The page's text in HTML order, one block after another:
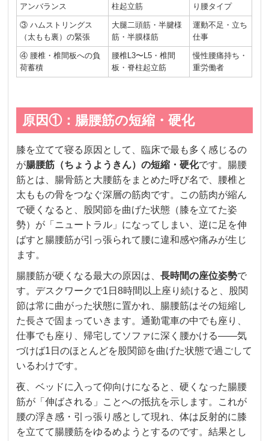
アンバランス
柱起立筋
り腰タイプ
③ ハムストリングス
（太もも裏）の緊張
大腿二頭筋・半腱様
筋・半膜様筋
運動不足・立ち
仕事
④ 腰椎・椎間板への負
荷蓄積
腰椎L3〜L5・椎間
板・脊柱起立筋
慢性腰痛持ち・
重労働者
原因①：腸腰筋の短縮・硬化
膝を立てて寝る原因として、臨床で最も多く感じるの
が腸腰筋（ちょうようきん）の短縮・硬化です。腸腰
筋とは、腸骨筋と大腰筋をまとめた呼び名で、腰椎と
太ももの骨をつなぐ深層の筋肉です。この筋肉が縮ん
で硬くなると、股関節を曲げた状態（膝を立てた姿
勢）が「ニュートラル」になってしまい、逆に足を伸
ばすと腸腰筋が引っ張られて腰に違和感や痛みが生じ
ます。
腸腰筋が硬くなる最大の原因は、長時間の座位姿勢で
す。デスクワークで1日8時間以上座り続けると、股関
節は常に曲がった状態に置かれ、腸腰筋はその短縮し
た長さで固まっていきます。通勤電車の中でも座り、
仕事でも座り、帰宅してソファに深く腰かける——気
づけば1日のほとんどを股関節を曲げた状態で過ごして
いるわけです。
夜、ベッドに入って仰向けになると、硬くなった腸腰
筋が「伸ばされる」ことへの抵抗を示します。これが
腰の浮き感・引っ張り感として現れ、体は反射的に膝
を立てて腸腰筋をゆるめようとするのです。結果とし